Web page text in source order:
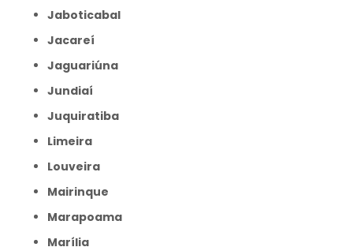
Jaboticabal
Jacareí
Jaguariúna
Jundiaí
Juquiratiba
Limeira
Louveira
Mairinque
Marapoama
Marília